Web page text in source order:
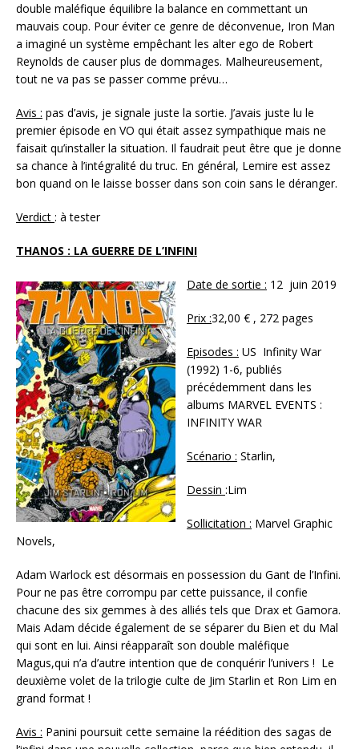
double maléfique équilibre la balance en commettant un
mauvais coup. Pour éviter ce genre de déconvenue, Iron Man
a imaginé un système empêchant les alter ego de Robert
Reynolds de causer plus de dommages. Malheureusement,
tout ne va pas se passer comme prévu…
Avis : pas d’avis, je signale juste la sortie. J’avais juste lu le
premier épisode en VO qui était assez sympathique mais ne
faisait qu’installer la situation. Il faudrait peut être que je donne
sa chance à l’intégralité du truc. En général, Lemire est assez
bon quand on le laisse bosser dans son coin sans le déranger.
Verdict : à tester
THANOS : LA GUERRE DE L’INFINI
Date de sortie : 12 juin 2019
Prix :32,00 € , 272 pages
Episodes : US Infinity War
(1992) 1-6, publiés
précédemment dans les
albums MARVEL EVENTS :
INFINITY WAR
Scénario : Starlin,
Dessin :Lim
Sollicitation : Marvel Graphic
Novels,
Adam Warlock est désormais en possession du Gant de l’Infini.
Pour ne pas être corrompu par cette puissance, il confie
chacune des six gemmes à des alliés tels que Drax et Gamora.
Mais Adam décide également de se séparer du Bien et du Mal
qui sont en lui. Ainsi réapparaît son double maléfique
Magus,qui n’a d’autre intention que de conquérir l’univers ! Le
deuxième volet de la trilogie culte de Jim Starlin et Ron Lim en
grand format !
Avis : Panini poursuit cette semaine la réédition des sagas de